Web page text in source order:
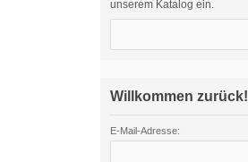
unserem Katalog ein.
Willkommen zurück!
E-Mail-Adresse: